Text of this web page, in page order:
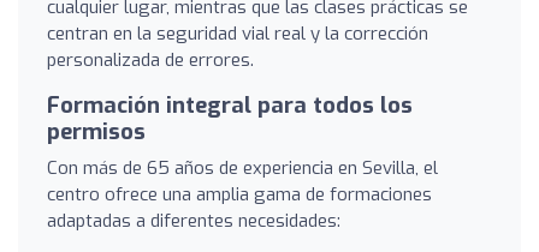
cualquier lugar, mientras que las clases prácticas se
centran en la seguridad vial real y la corrección
personalizada de errores.
Formación integral para todos los
permisos
Con más de 65 años de experiencia en Sevilla, el
centro ofrece una amplia gama de formaciones
adaptadas a diferentes necesidades: